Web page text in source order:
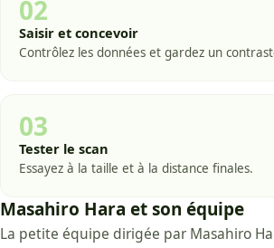
02
Saisir et concevoir
Contrôlez les données et gardez un
03
Tester le scan
Essayez à la taille et à la distance finales.
Masahiro Hara et son équipe
La petite équipe dirigée par Masahiro